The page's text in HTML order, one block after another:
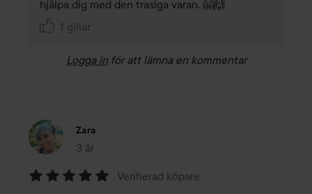
hjälpa dig med den trasiga varan. 🤗🙌
1 gillar
Logga in för att lämna en kommentar
Zara
3 år
Inlägget skapades 3 år
Verifierad köpare